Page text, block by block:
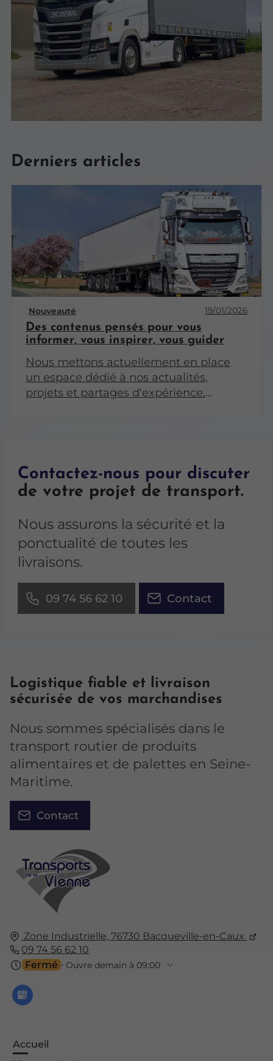
Derniers articles
Nouveauté 19/01/2026
Des contenus pensés pour vous
informer, vous inspirer, vous guider
Nous mettons actuellement en place
un espace dédié à nos actualités,
projets et partages d'expérience.
Contactez-nous pour discuter
de votre projet de transport.
Nous assurons la sécurité et la
ponctualité de toutes les
livraisons.
09 74 56 62 10 Contact
Zone Industrielle,76730 Bacqueville-en-Caux
09 74 56 62 10
Fermé ⋅ Ouvre demain à 09:00
Accueil
Logistique fiable et livraison
sécurisée de vos marchandises
Nous sommes spécialisés dans le
transport routier de produits
alimentaires et de palettes en Seine-
Maritime.
Contact